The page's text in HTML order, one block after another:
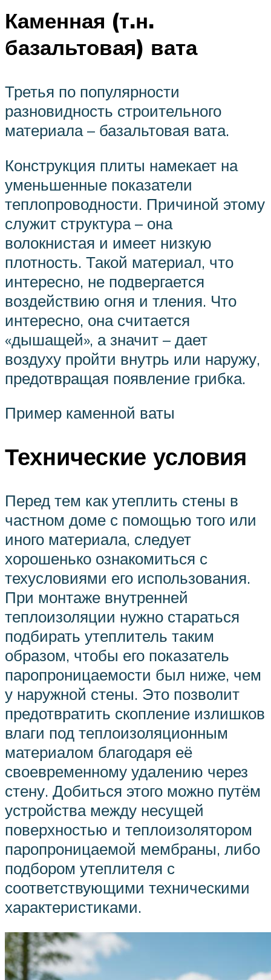
Каменная (т.н.
базальтовая) вата
Третья по популярности
разновидность строительного
материала – базальтовая вата.
Конструкция плиты намекает на
уменьшенные показатели
теплопроводности. Причиной этому
служит структура – она
волокнистая и имеет низкую
плотность. Такой материал, что
интересно, не подвергается
воздействию огня и тления. Что
интересно, она считается
«дышащей», а значит – дает
воздуху пройти внутрь или наружу,
предотвращая появление грибка.
Пример каменной ваты
Технические условия
Перед тем как утеплить стены в
частном доме с помощью того или
иного материала, следует
хорошенько ознакомиться с
техусловиями его использования.
При монтаже внутренней
теплоизоляции нужно стараться
подбирать утеплитель таким
образом, чтобы его показатель
паропроницаемости был ниже, чем
у наружной стены. Это позволит
предотвратить скопление излишков
влаги под теплоизоляционным
материалом благодаря её
своевременному удалению через
стену. Добиться этого можно путём
устройства между несущей
поверхностью и теплоизолятором
паропроницаемой мембраны, либо
подбором утеплителя с
соответствующими техническими
характеристиками.